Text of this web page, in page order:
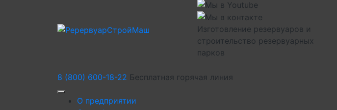
Изготовление резервуаров и
строительство резервуарных
парков
8 (800) 600-18-22 Бесплатная горячая линия
О предприятии